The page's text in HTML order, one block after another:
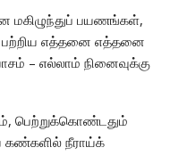
பயணங்கள்,
எத்தனை எத்தனை
– எல்லாம் நினைவுக்கு
பெற்றுக்கொண்டதும்
கண்களில் நீராய்க்